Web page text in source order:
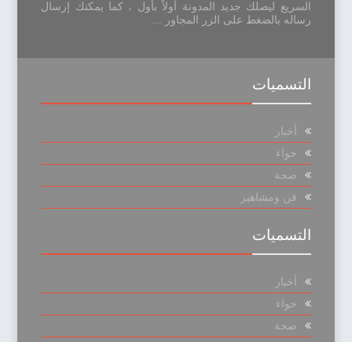
السريع ليصلك جديد المدونة أولاً بأول ، كما يمكنك إرسال
رساله بالضغط على الزر المجاور ...
التسميات
أخبار
حواء
صحة
فن ومشاهير
التسميات
أخبار
حواء
صحة